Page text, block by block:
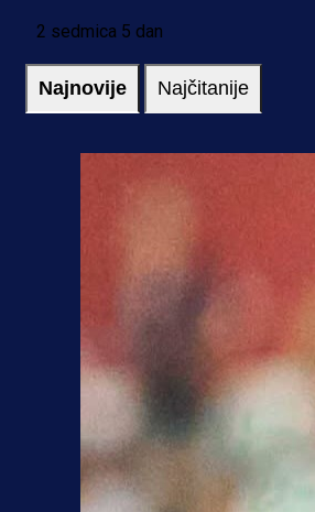
2 sedmica 5 dan
Najnovije Najčitanije